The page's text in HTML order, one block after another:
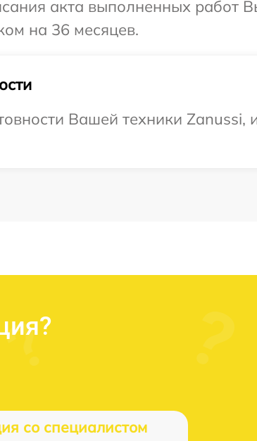
акта выполненных работ
на 36 месяцев.
Вашей техники Zanussi,
со специалистом